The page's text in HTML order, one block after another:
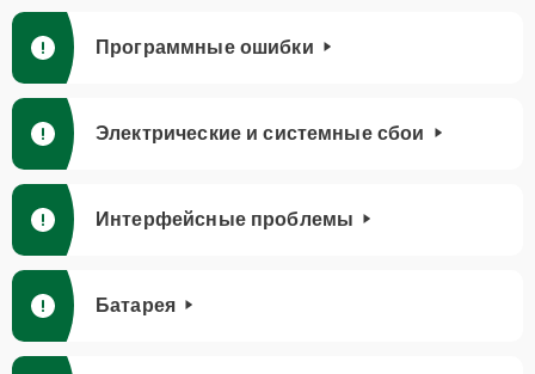
Программные ошибки
Электрические и системные сбои
Интерфейсные проблемы
Батарея